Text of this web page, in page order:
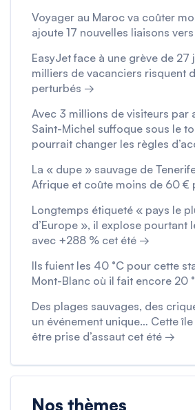
Voyager au Maroc va coûter
ajoute 17 nouvelles liaisons
EasyJet face à une grève de 27
milliers de vacanciers risquent
perturbés →
Avec 3 millions de visiteurs par
Saint-Michel suffoque sous le
pourrait changer les règles
La « dupe » sauvage de
Afrique et coûte moins de 60 €
Longtemps étiqueté « pays le
d’Europe », il explose pourtant
avec +288 % cet été →
Ils fuient les 40 °C pour cette
Mont-Blanc où il fait encore 20
Des plages sauvages, des
un événement unique… Cette
être prise d’assaut cet été →
Nos thèmes